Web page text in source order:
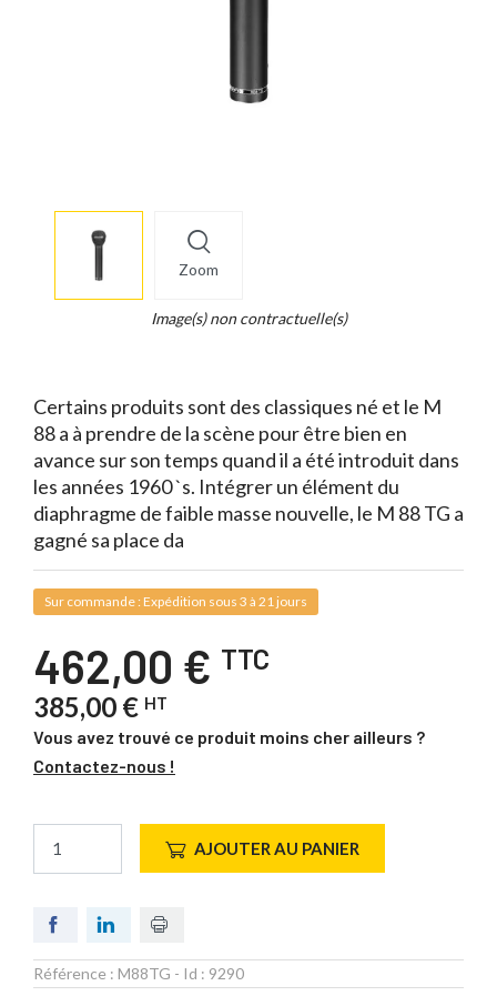
Zoom
info
Legend...
Image(s) non contractuelle(s)
Certains produits sont des classiques né et le M
88 a à prendre de la scène pour être bien en
avance sur son temps quand il a été introduit dans
les années 1960 `s. Intégrer un élément du
diaphragme de faible masse nouvelle, le M 88 TG a
gagné sa place da
Sur commande : Expédition sous 3 à 21 jours
462,00 € TTC
385,00 € HT
Vous avez trouvé ce produit moins cher ailleurs ?
Contactez-nous !
AJOUTER AU PANIER
Référence : M88TG - Id : 9290